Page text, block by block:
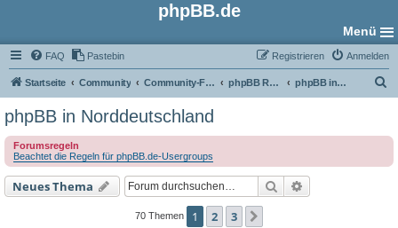
phpBB.de
Menü
FAQ Pastebin Anmelden
Registrieren
Startseite Community Community-Foren phpBB Regional phpBB in Norddeutschland
e
phpBB in Norddeutschland
Forumsregeln
Beachtet die Regeln für phpBB.de-Usergroups
Neues Thema Suche
70 Themen 1 2 3